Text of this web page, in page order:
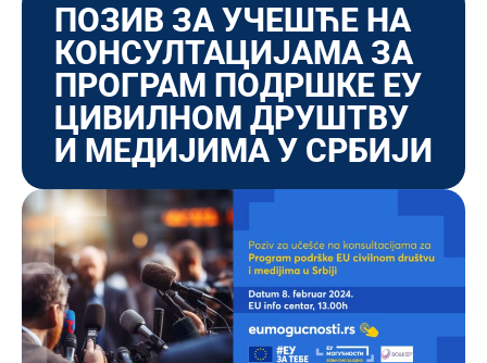
ПОЗИВ ЗА УЧЕШЋЕ НА
КОНСУЛТАЦИЈАМА ЗА
ПРОГРАМ ПОДРШКЕ ЕУ
ЦИВИЛНОМ ДРУШТВУ
И МЕДИЈИМА У СРБИЈИ